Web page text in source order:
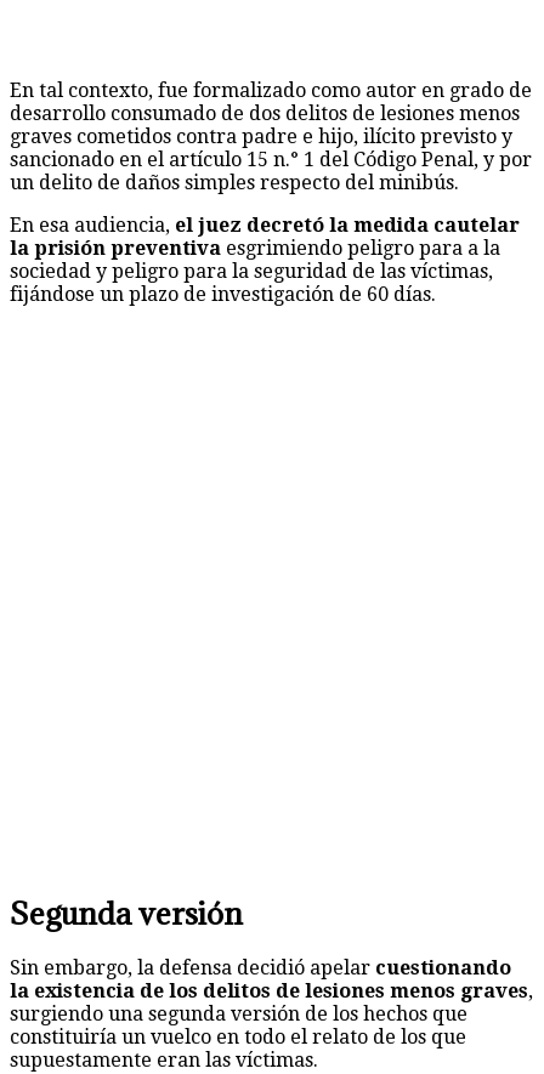
En tal contexto, fue formalizado como autor en grado de
desarrollo consumado de dos delitos de lesiones menos
graves cometidos contra padre e hijo, ilícito previsto y
sancionado en el artículo 15 n.° 1 del Código Penal, y por
un delito de daños simples respecto del minibús.
En esa audiencia, el juez decretó la medida cautelar
la prisión preventiva esgrimiendo peligro para a la
sociedad y peligro para la seguridad de las víctimas,
fijándose un plazo de investigación de 60 días.
Segunda versión
Sin embargo, la defensa decidió apelar cuestionando
la existencia de los delitos de lesiones menos graves,
surgiendo una segunda versión de los hechos que
constituiría un vuelco en todo el relato de los que
supuestamente eran las víctimas.